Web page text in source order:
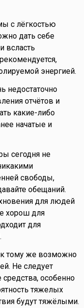
с лёгкостью
дать себе
всласть
энергией.
недостаточно
отчётов и
какие-либо
начатые и
сегодня не
свободы,
обещаний.
для людей
хорош для
для
тому же возможно
Не следует
особенно
тяжелых
будут тяжёлыми.